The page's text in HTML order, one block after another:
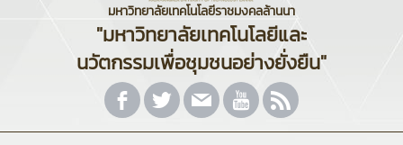
มหาวิทยาลัยเทคโนโลยีราชมงคลล้านนา
"มหาวิทยาลัยเทคโนโลยีและ
นวัตกรรมเพื่อชุมชนอย่างยั่งยืน"